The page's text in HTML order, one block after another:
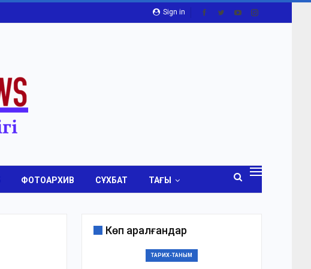
Sign in
ФОТОАРХИВ СҰХБАТ ТАҒЫ
Көп қаралғандар
ТАРИХ-ТАНЫМ